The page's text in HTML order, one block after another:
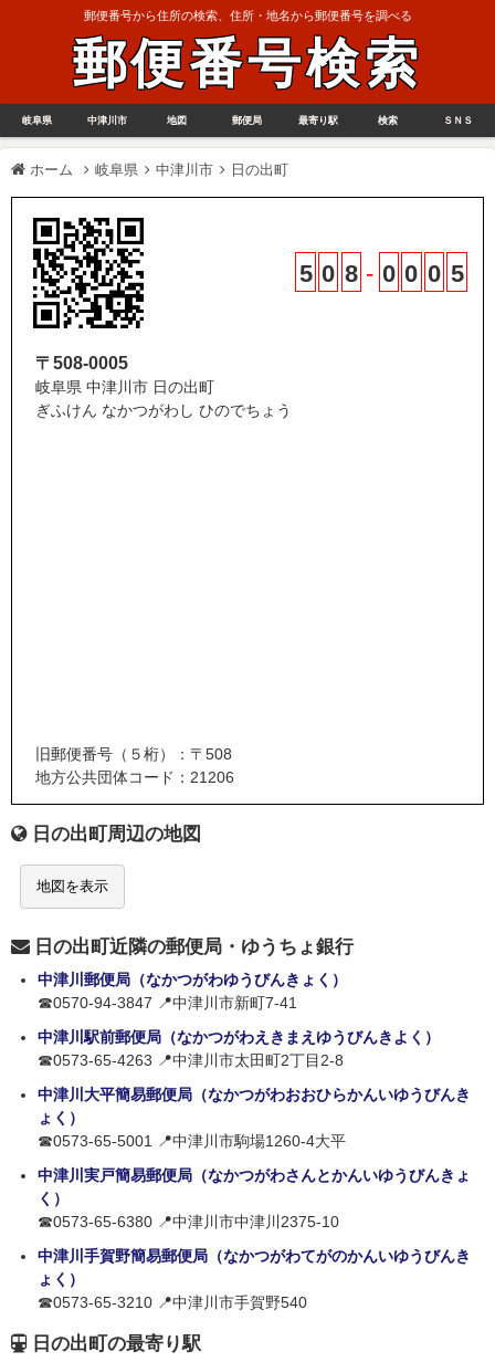
郵便番号から住所の検索、住所・地名から郵便番号を調べる
郵便番号検索
岐阜県 中津川市 地図 郵便局 最寄り駅 検索 ＳＮＳ
ホーム 岐阜県 中津川市 日の出町
5 0 8 - 0 0 0 5
〒508-0005
岐阜県 中津川市 日の出町
ぎふけん なかつがわし ひのでちょう
旧郵便番号（５桁）：〒508
地方公共団体コード：21206
日の出町周辺の地図
地図を表示
日の出町近隣の郵便局・ゆうちょ銀行
中津川郵便局（なかつがわゆうびんきょく）
☎0570-94-3847 📍中津川市新町7-41
中津川駅前郵便局（なかつがわえきまえゆうびんきよく）
☎0573-65-4263 📍中津川市太田町2丁目2-8
中津川大平簡易郵便局（なかつがわおおひらかんいゆうびんき
ょく）
☎0573-65-5001 📍中津川市駒場1260-4大平
中津川実戸簡易郵便局（なかつがわさんとかんいゆうびんきょ
く）
☎0573-65-6380 📍中津川市中津川2375-10
中津川手賀野簡易郵便局（なかつがわてがのかんいゆうびんき
ょく）
☎0573-65-3210 📍中津川市手賀野540
日の出町の最寄り駅